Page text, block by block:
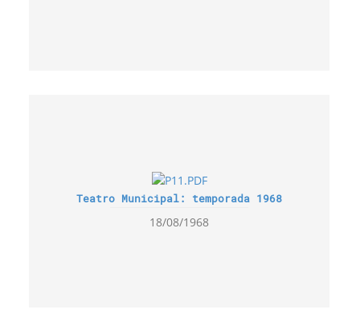
Teatro Municipal: temporada 1968
18/08/1968